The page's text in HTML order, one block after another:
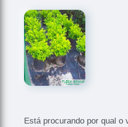
Está procurando por qual o